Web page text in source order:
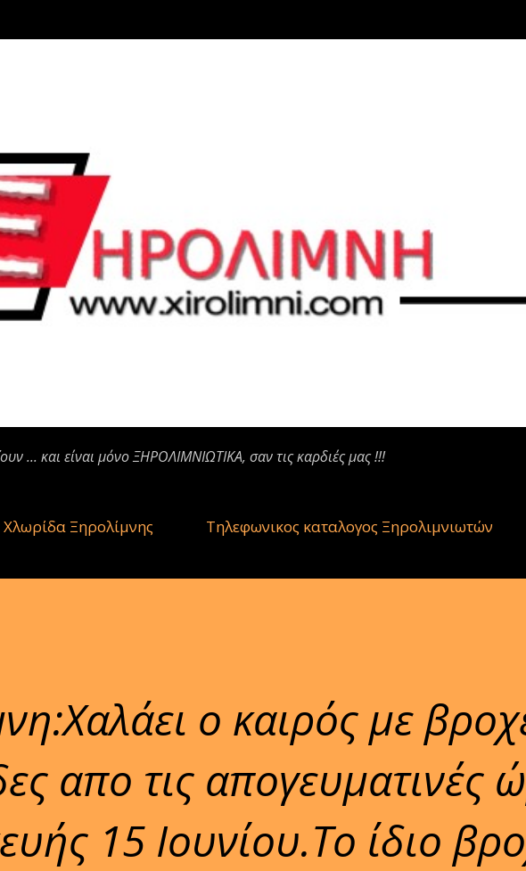
... και είναι μόνο ΞΗΡΟΛΙΜΝΙΩΤΙΚΑ, σαν τις καρδιές μας !!!
Χλωρίδα Ξηρολίμνης Τηλεφωνικος καταλογος Ξηρολιμνιωτών
ο καιρός με
απο τις απογευματινές
15 Ιουνίου.Το ίδιο